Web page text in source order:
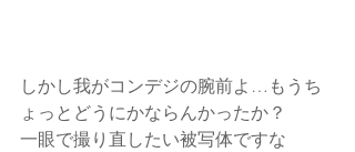
しかし我がコンデジの腕前よ…もうち
ょっとどうにかならんかったか？
一眼で撮り直したい被写体ですな